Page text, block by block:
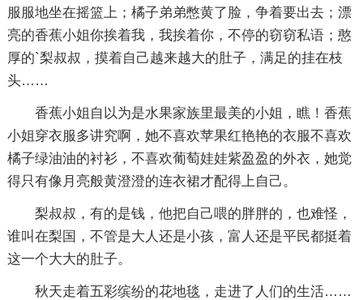
服服地坐在摇篮上；橘子弟弟憋黄了脸，争着要出去；漂
亮的香蕉小姐你挨着我，我挨着你，不停的窃窃私语；憨
厚的`梨叔叔，摸着自己越来越大的肚子，满足的挂在枝
头……
香蕉小姐自以为是水果家族里最美的小姐，瞧！香蕉
小姐穿衣服多讲究啊，她不喜欢苹果红艳艳的衣服不喜欢
橘子绿油油的衬衫，不喜欢葡萄娃娃紫盈盈的外衣，她觉
得只有像月亮般黄澄澄的连衣裙才配得上自己。
梨叔叔，有的是钱，他把自己喂的胖胖的，也难怪，
谁叫在梨国，不管是大人还是小孩，富人还是平民都挺着
这一个大大的肚子。
秋天走着五彩缤纷的花地毯，走进了人们的生活……